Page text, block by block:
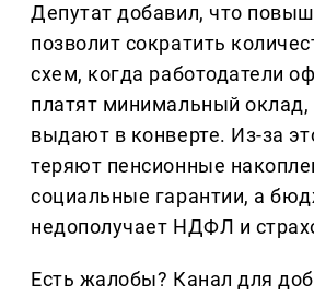
Депутат добавил, что
позволит сократить
схем, когда работодатели
платят минимальный оклад,
выдают в конверте. Из-за
теряют пенсионные
социальные гарантии, а
недополучает НДФЛ и
Есть жалобы? Канал для